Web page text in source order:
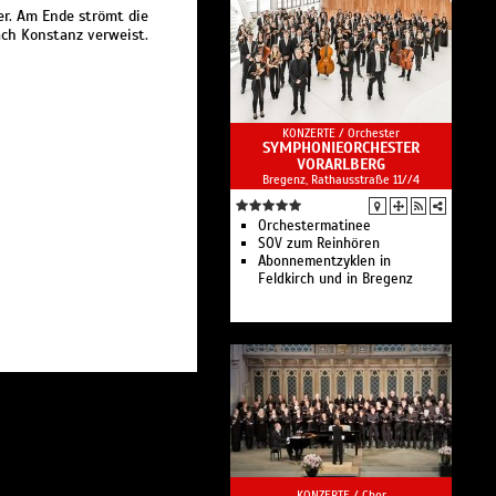
Am Ende strömt die
Konstanz verweist.
KONZERTE / Orchester
SYMPHONIEORCHESTER
VORARLBERG
Bregenz, Rathausstraße 11//4
Orchestermatinee
SOV zum Reinhören
Abonnementzyklen in
Feldkirch und in Bregenz